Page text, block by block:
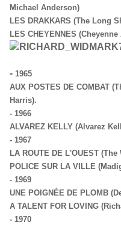
Michael Anderson)
LES DRAKKARS (The Long
LES CHEYENNES
- 1965
AUX POSTES DE COMBAT
Harris).
- 1966
ALVAREZ KELLY (Alvarez
- 1967
LA ROUTE DE L'OUEST
POLICE SUR LA VILLE
- 1969
UNE POIGNÉE DE PLOMB
A TALENT FOR LOVING
- 1970